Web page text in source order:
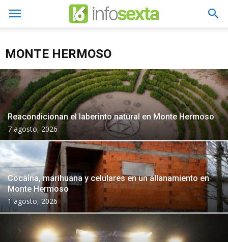
MONTE HERMOSO
Reacondicionan el laberinto natural en Monte Hermoso
7 agosto, 2026
Cocaína, marihuana y celulares en un allanamiento en
Monte Hermoso
1 agosto, 2026